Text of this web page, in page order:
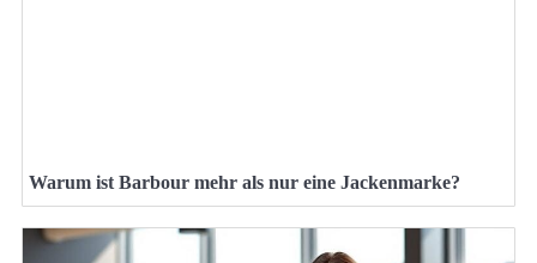
Warum ist Barbour mehr als nur eine Jackenmarke?